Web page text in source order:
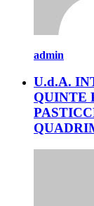
admin
U.d.A.
QUINTE